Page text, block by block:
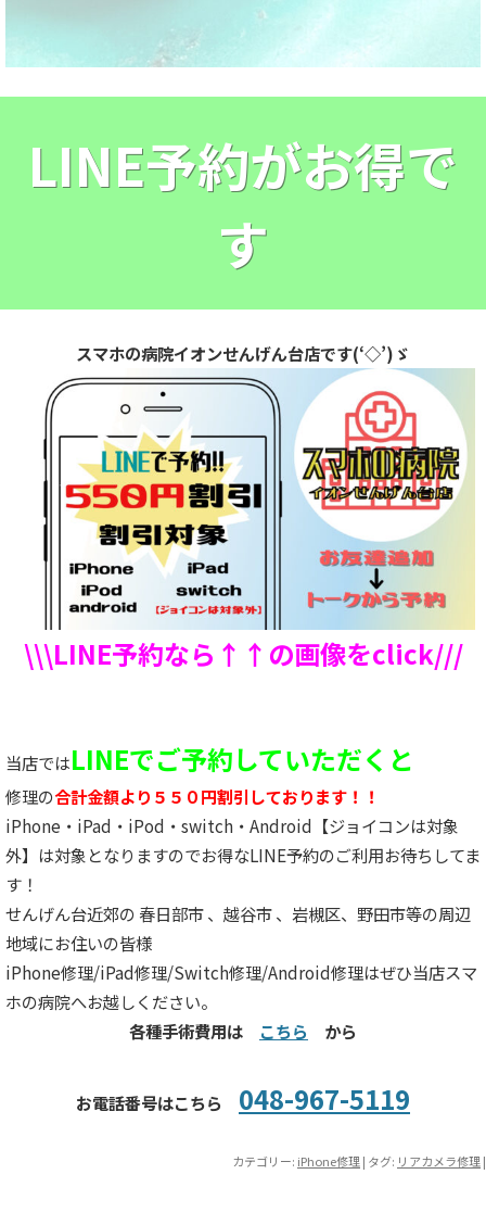
LINE予約がお得で
す
スマホの病院イオンせんげん台店です(‘◇’)ゞ
\\\LINE予約なら↑↑の画像をclick///
当店ではLINEでご予約していただくと
修理の合計金額より５５０円割引しております！！
iPhone・iPad・iPod・switch・Android【ジョイコンは対象
外】は対象となりますのでお得なLINE予約のご利用お待ちしてま
す！
せんげん台近郊の 春日部市 、越谷市 、岩槻区、野田市等の周辺
地域にお住いの皆様
iPhone修理/iPad修理/Switch修理/Android修理はぜひ当店スマ
ホの病院へお越しください。
各種手術費用は こちら から
お電話番号はこちら 048-967-5119
カテゴリー: iPhone修理| タグ: リアカメラ修理|